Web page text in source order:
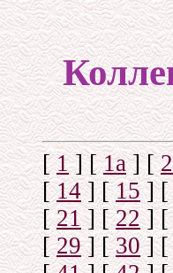
[1] [1а] [2
[14] [15]
[21] [22]
[29] [30]